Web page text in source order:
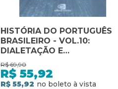
HISTÓRIA DO PORTUGUÊS
BRASILEIRO - VOL.10:
DIALETAÇÃO E
POVOAMENTO: DA HISTÓRIA
LINGUÍSTICA À HISTÓRIA
SOCIAL
R$ 69,90
R$ 55,92
R$ 55,92